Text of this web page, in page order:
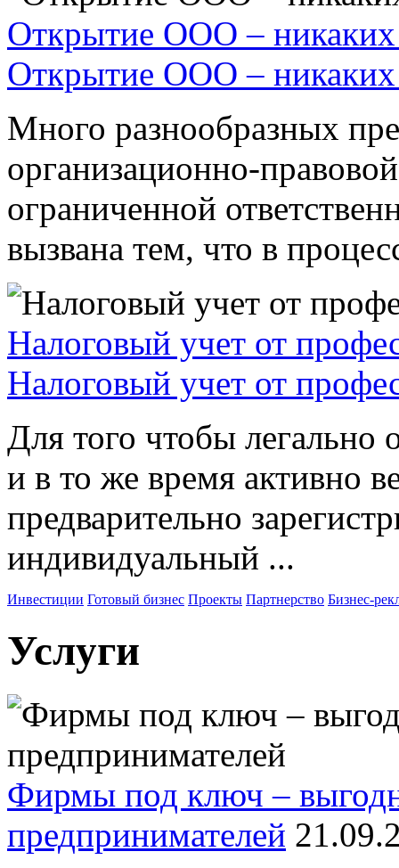
Открытие ООО – никаких
Открытие ООО – никаких
Много разнообразных
организационно-
ограниченной
вызвана тем, что в
Налоговый учет от
Налоговый учет от
Для того чтобы легально
и в то же время активно
предварительно
индивидуальный ...
Инвестиции Готовый бизнес Проекты Партнерство Бизнес-
Услуги
Фирмы под ключ –
предпринимателей